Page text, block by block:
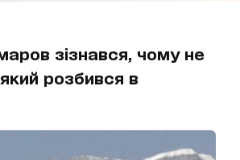
зізнався, чому не
який розбився в